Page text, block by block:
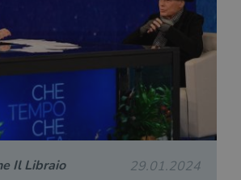
Il Libraio 29.01.2024